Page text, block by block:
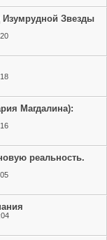
Звезды
Магдалина):
реальность.